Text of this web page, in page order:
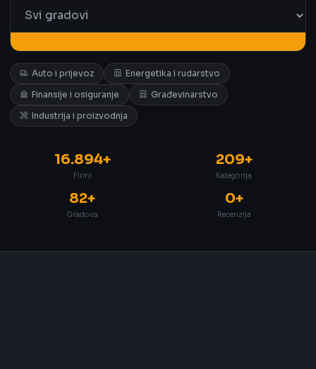
Auto i prijevoz
Energetika i rudarstvo
Finansije i osiguranje
Građevinarstvo
Industrija i proizvodnja
16.894+
Firmi
209+
Kategorija
82+
Gradova
0+
Recenzija